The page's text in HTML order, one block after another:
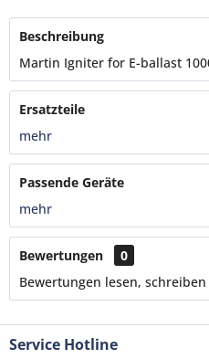
Beschreibung
Martin Igniter for E-ballast
Ersatzteile
mehr
Passende Geräte
mehr
Bewertungen
0
Bewertungen lesen,
Service Hotline